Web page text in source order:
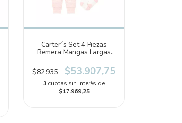
Carter´s Set 4 Piezas
Remera Mangas Largas
(1S938210)
$82.935 $53.907,75
3 cuotas sin interés de
$17.969,25